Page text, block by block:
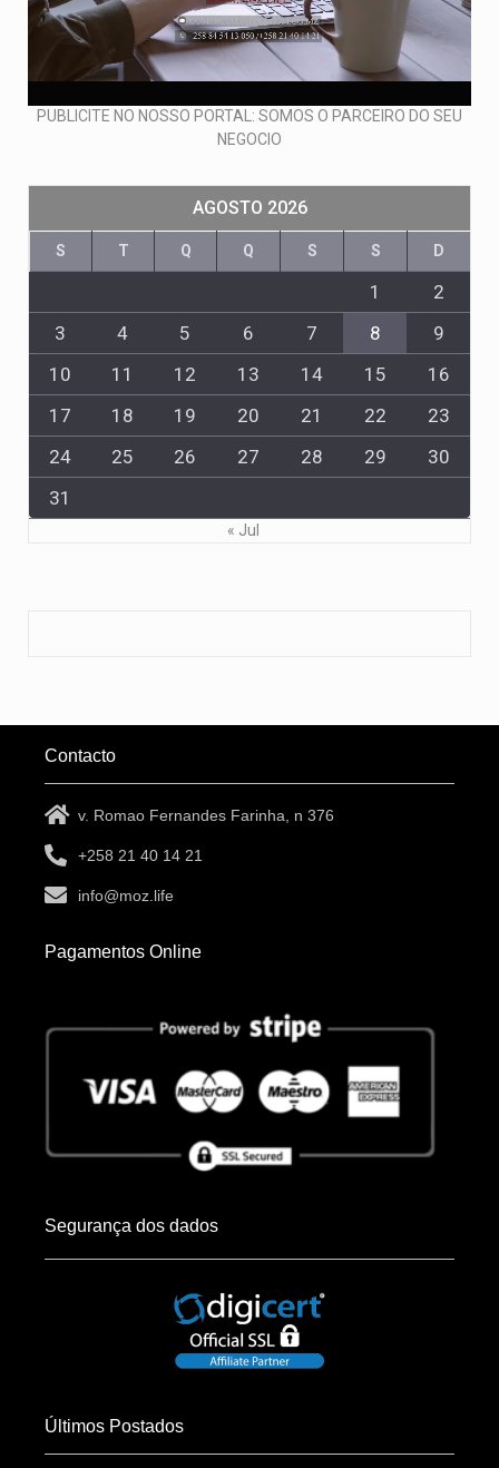
PUBLICITE NO NOSSO PORTAL: SOMOS O PARCEIRO DO SEU
NEGOCIO
AGOSTO 2026
S T Q Q S S D
1
2
3
4 5 6 7 8
9
10
11 12 13 14 15
16
17
18 19 20 21 22
23
24
25 26 27 28 29
30
31
« Jul
Contacto
v. Romao Fernandes Farinha, n 376
+258 21 40 14 21
info@moz.life
Pagamentos Online
Segurança dos dados
Últimos Postados